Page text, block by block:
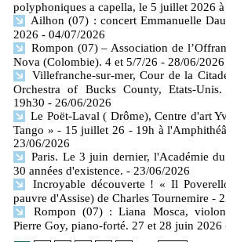
polyphoniques a capella, le 5 juillet 2026
Ailhon (07) : concert Emmanuelle
2026 - 04/07/2026
Rompon (07) – Association de
Nova (Colombie). 4 et 5/7/26 - 28/06/2026
Villefranche-sur-mer, Cour de la
Orchestra of Bucks County, Etats-
19h30 - 26/06/2026
Le Poët-Laval ( Drôme), Centre d'art
Tango » - 15 juillet 26 - 19h à
23/06/2026
Paris. Le 3 juin dernier, l'Académie
30 années d'existence. - 23/06/2026
Incroyable découverte ! « Il
pauvre d'Assise) de Charles Tournemire -
Rompon (07) : Liana Mosca,
Pierre Goy, piano-forté. 27 et 28 juin 2026